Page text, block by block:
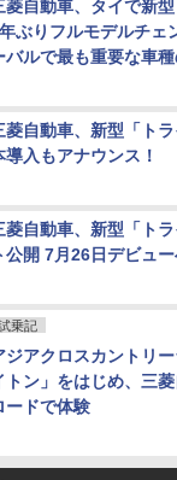
菱自動車、タイで新
ぶりフルモデルチェ
バルで最も重要な車種
菱自動車、新型「ト
導入もアナウンス！
菱自動車、新型「ト
公開 7月26日デビュ
乗記
ジアクロスカントリ
トン」をはじめ、三
ードで体験